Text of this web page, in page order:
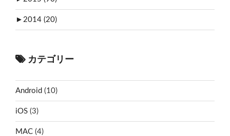
► 2014 (20)
カテゴリー
Android (10)
iOS (3)
MAC (4)